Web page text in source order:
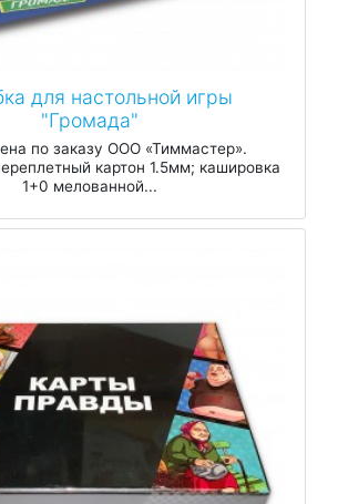
для настольной игры
"Громада"
по заказу ООО «Тиммастер».
картон 1.5мм; кашировка
1+0 мелованной...